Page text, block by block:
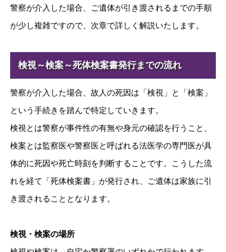
警察が介入した場合、ご遺体が引き渡されるまでの手順
が少し複雑ですので、次章で詳しく解説いたします。
検視～検案～死体検案書発行までの流れ
警察が介入した場合、故人の死因は「検視」と「検案」
という手続きを踏んで特定していきます。
検視とは警察が事件性の有無や身元の確認を行うこと、
検案とは監察医や警察医と呼ばれる法医学の専門医が具
体的に死因や死亡時刻を判断することです。こうした流
れを経て「死体検案書」が発行され、ご遺体は家族に引
き渡されることとなります。
検視・検案の場所